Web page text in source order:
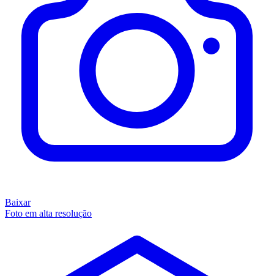
Baixar
Foto em alta resolução